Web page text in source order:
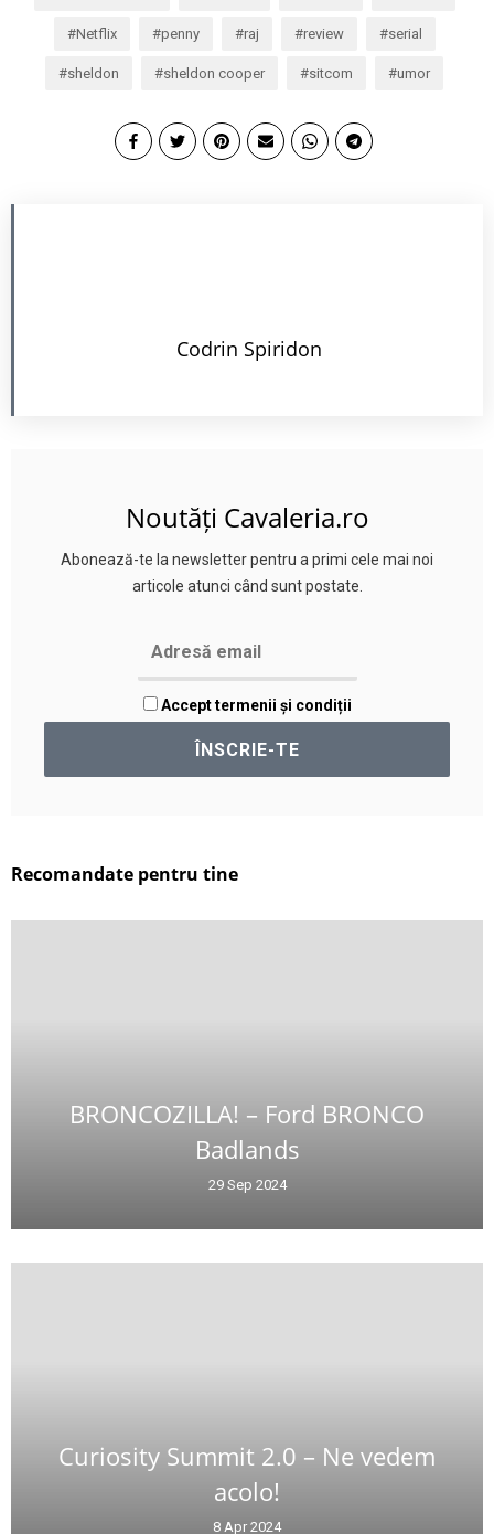
Netflix penny raj review serial
sheldon sheldon cooper sitcom umor
Codrin Spiridon
Noutăți Cavaleria.ro
Abonează-te la newsletter pentru a primi cele mai noi
articole atunci când sunt postate.
Accept termenii și condiții
Recomandate pentru tine
BRONCOZILLA! – Ford BRONCO
Badlands
29 Sep 2024
Curiosity Summit 2.0 – Ne vedem
acolo!
8 Apr 2024